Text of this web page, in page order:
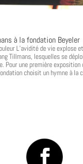
à la fondation Beyeler
L’avidité de vie explose
Tillmans, lesquelles se
Pour une première exposition
choisit un hymne à la